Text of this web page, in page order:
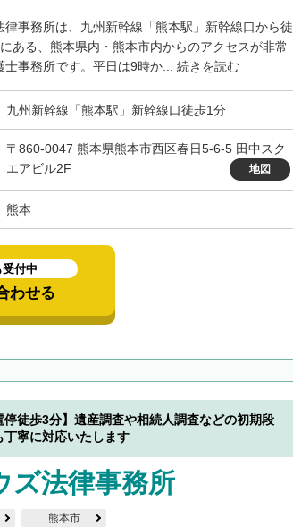
律事務所は、九州新幹線「熊本駅」新幹線口から徒
ある、熊本県内・熊本市内からのアクセスが非常
士事務所です。平日は9時か... 続きを読む
九州新幹線「熊本駅」新幹線口徒歩1分
〒860-0047 熊本県熊本市西区春日5-6-5 田中スク
エアビル2F
地図
熊本
付中
わせる
停徒歩3分】遺産調査や相続人調査などの初期段
丁寧に対応いたします
ズ法律事務所
熊本市